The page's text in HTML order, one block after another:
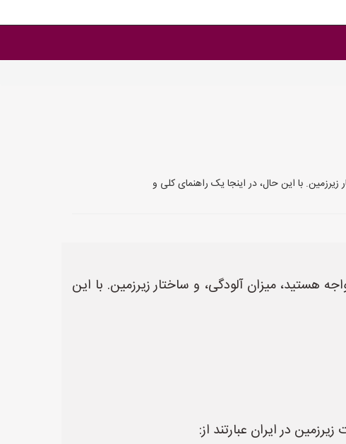
با این حال، در اینجا یک راهنمای کلی و
هستید، میزان آلودگی، و ساختار زیرزمین. با این
در ایران عبارتند از: